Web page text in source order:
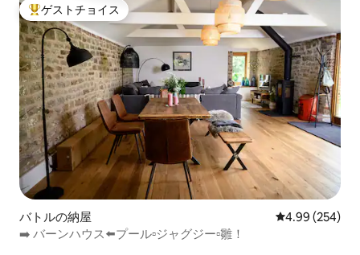
大好評のゲストチョイスです。
ゲストチョイス
バトルの納屋 レビュー254
4.99 (254)
➡️ バーンハウス⬅️プール▫️ジャグジー▫️雛！